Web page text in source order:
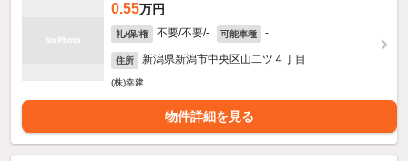
0.55万円
礼/保/権 不要/不要/- 可能車種 -
住所 新潟県新潟市中央区山二ツ４丁目
(株)幸建
物件詳細を見る